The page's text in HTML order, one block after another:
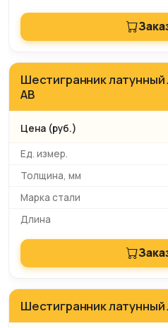
Шестигранник
АВ
Шестигранник латунный